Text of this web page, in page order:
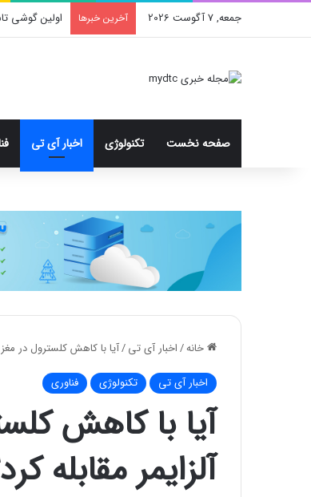
جمعه, 7 آگوست 2026 آخرین خبرها اولین گوشی
صفحه نخست تکنولوژی اخبار آی تی
خانه/اخبار آی تی/آیا با کاهش کلسترول در مغز
اخبار آی تی تکنولوژی فناوری
آیا با کاهش
آلزایمر مقابله